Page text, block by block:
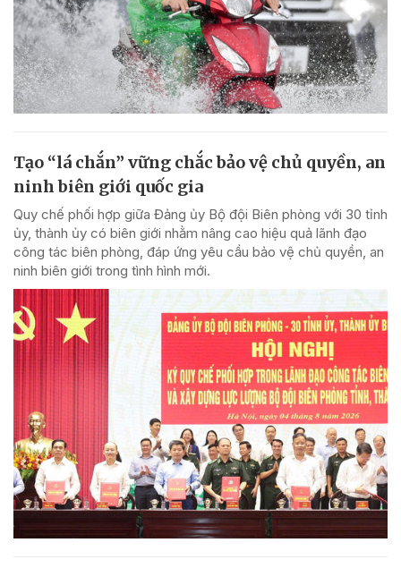
Tạo “lá chắn” vững chắc bảo vệ chủ quyền, an
ninh biên giới quốc gia
Quy chế phối hợp giữa Đảng ủy Bộ đội Biên phòng với 30 tỉnh
ủy, thành ủy có biên giới nhằm nâng cao hiệu quả lãnh đạo
công tác biên phòng, đáp ứng yêu cầu bảo vệ chủ quyền, an
ninh biên giới trong tình hình mới.